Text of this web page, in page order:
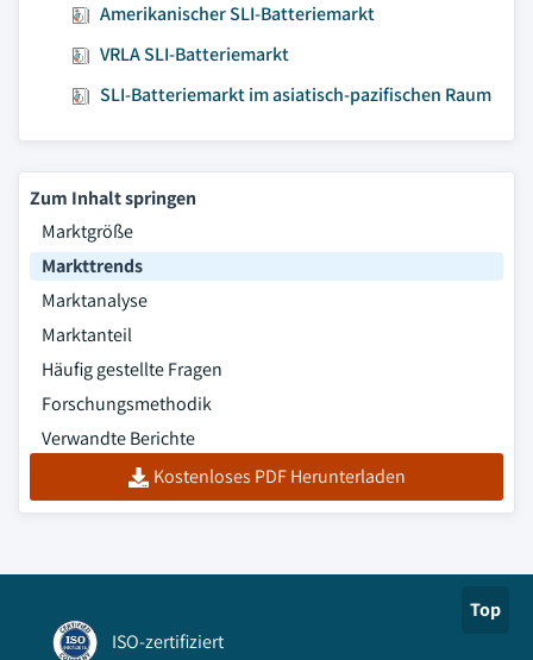
Amerikanischer SLI-Batteriemarkt
VRLA SLI-Batteriemarkt
SLI-Batteriemarkt im asiatisch-pazifischen Raum
Zum Inhalt springen
Marktgröße
Markttrends
Marktanalyse
Marktanteil
Häufig gestellte Fragen
Forschungsmethodik
Verwandte Berichte
Kostenloses PDF Herunterladen
Top
ISO-zertifiziert